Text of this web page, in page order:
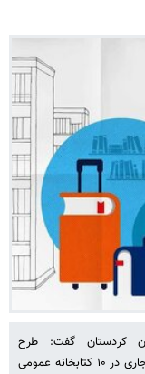
کردستان گفت: طرح
«کتابخانه‌گردی» در روز دوشنبه ۱۴ اسفند ماه سال جاری در ۱۰ کتابخانه عمومی